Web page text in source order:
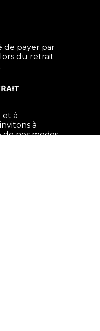
de payer par
du retrait
et à
à
de nos modes